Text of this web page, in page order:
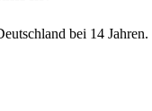
bei 14